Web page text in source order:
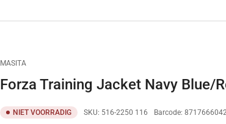
MASITA
Forza Training Jacket Navy Blue/
NIET VOORRADIG SKU: 516-2250 116 Barcode: